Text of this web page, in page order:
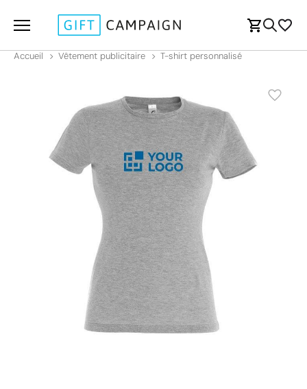
Accueil Vêtement publicitaire T-shirt personnalisé